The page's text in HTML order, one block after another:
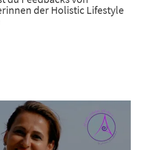
der Holistic Lifestyle